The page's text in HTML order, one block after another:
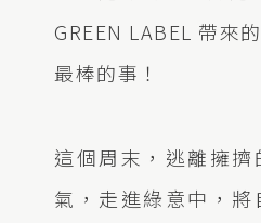
GREEN LABEL 帶來
最棒的事！
這個周末，逃離擁
氣，走進綠意中，將